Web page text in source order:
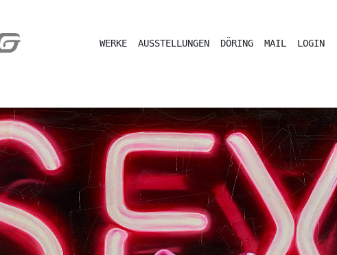
WERKE AUSSTELLUNGEN DÖRING MAIL LOGIN